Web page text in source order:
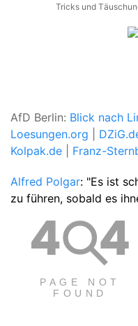
Tricks und
AfD Berlin: Blick nach
Loesungen.org
Kolpak.de
Franz-
Alfred Polgar: "Es ist
zu führen, sobald es